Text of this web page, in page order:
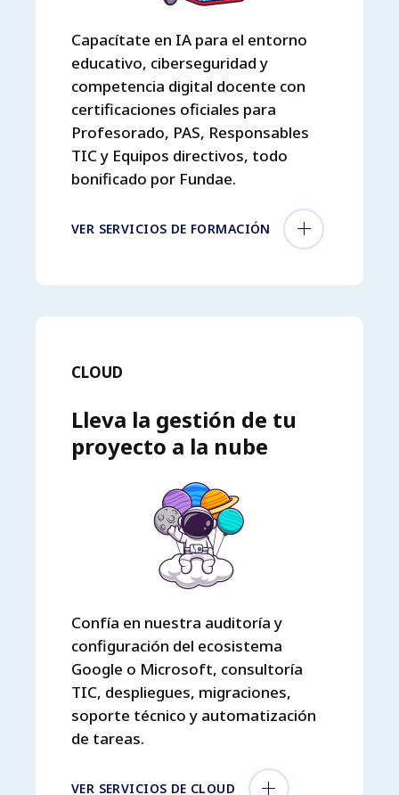
Capacítate en IA para el entorno
educativo, ciberseguridad y
competencia digital docente con
certificaciones oficiales para
Profesorado, PAS, Responsables
TIC y Equipos directivos, todo
bonificado por Fundae.
VER SERVICIOS DE FORMACIÓN
CLOUD
Lleva la gestión de tu
proyecto a la nube
Confía en nuestra auditoría y
configuración del ecosistema
Google o Microsoft, consultoría
TIC, despliegues, migraciones,
soporte técnico y automatización
de tareas.
VER SERVICIOS DE CLOUD